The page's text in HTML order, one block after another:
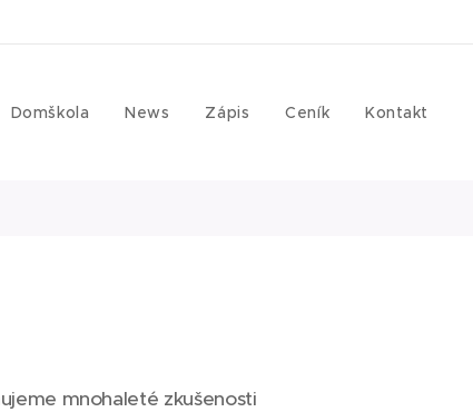
Domškola News Zápis Ceník Kontakt
mnohaleté zkušenosti